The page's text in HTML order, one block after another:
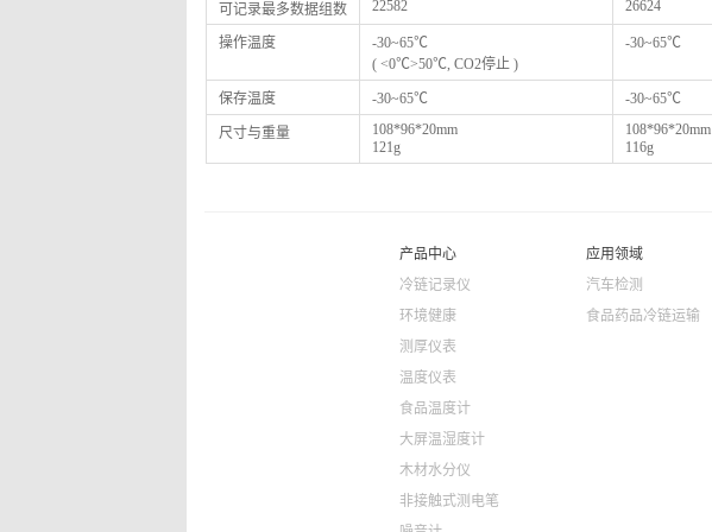
可记录最多数据组数 22582 26624
操作温度 -30~65℃
( <0℃>50℃, CO2停止 )
-30~65℃
保存温度 -30~65℃ -30~65℃
尺寸与重量
108*96*20mm
121g
108*96*20mm
116g
产品中心
冷链记录仪
环境健康
测厚仪表
温度仪表
食品温度计
大屏温湿度计
木材水分仪
非接触式测电笔
应用领域
汽车检测
食品药品冷链运输